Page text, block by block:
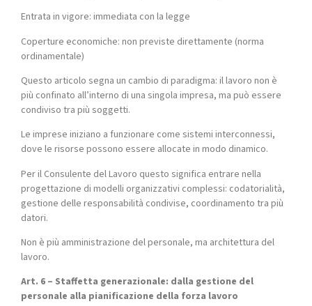
Entrata in vigore: immediata con la legge
Coperture economiche: non previste direttamente (norma
ordinamentale)
Questo articolo segna un cambio di paradigma: il lavoro non è
più confinato all’interno di una singola impresa, ma può essere
condiviso tra più soggetti.
Le imprese iniziano a funzionare come sistemi interconnessi,
dove le risorse possono essere allocate in modo dinamico.
Per il Consulente del Lavoro questo significa entrare nella
progettazione di modelli organizzativi complessi: codatorialità,
gestione delle responsabilità condivise, coordinamento tra più
datori.
Non è più amministrazione del personale, ma architettura del
lavoro.
Art. 6 – Staffetta generazionale: dalla gestione del
personale alla pianificazione della forza lavoro